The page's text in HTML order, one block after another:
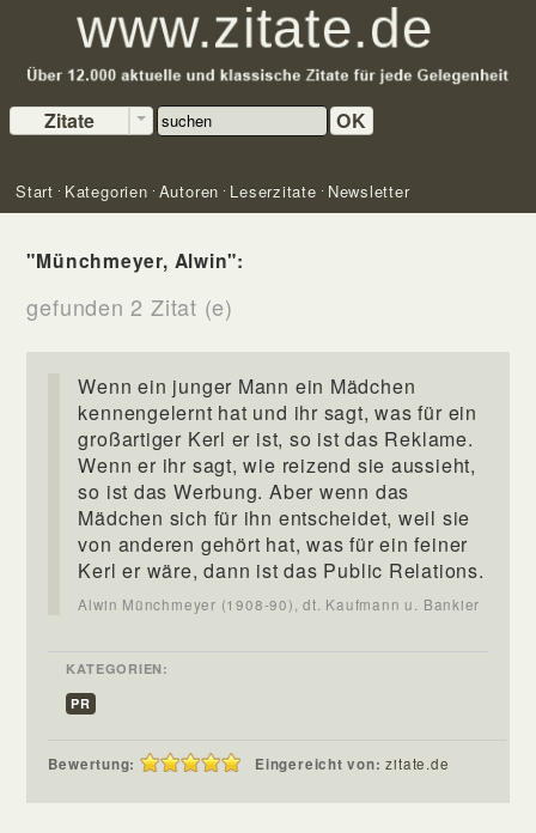
Zitate OK
Start Kategorien Autoren Leserzitate Newsletter
"Münchmeyer, Alwin":
gefunden 2 Zitat (e)
Wenn ein junger Mann ein Mädchen
kennengelernt hat und ihr sagt, was für ein
großartiger Kerl er ist, so ist das Reklame.
Wenn er ihr sagt, wie reizend sie aussieht,
so ist das Werbung. Aber wenn das
Mädchen sich für ihn entscheidet, weil sie
von anderen gehört hat, was für ein feiner
Kerl er wäre, dann ist das Public Relations.
Alwin Münchmeyer (1908-90), dt. Kaufmann u. Bankier
KATEGORIEN:
PR
Bewertung: Eingereicht von:zitate.de